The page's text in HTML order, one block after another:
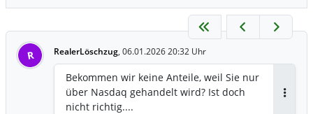
R RealerLöschzug, 06.01.2026 20:32 Uhr
Bekommen wir keine Anteile, weil Sie nur
über Nasdaq gehandelt wird? Ist doch
nicht richtig....